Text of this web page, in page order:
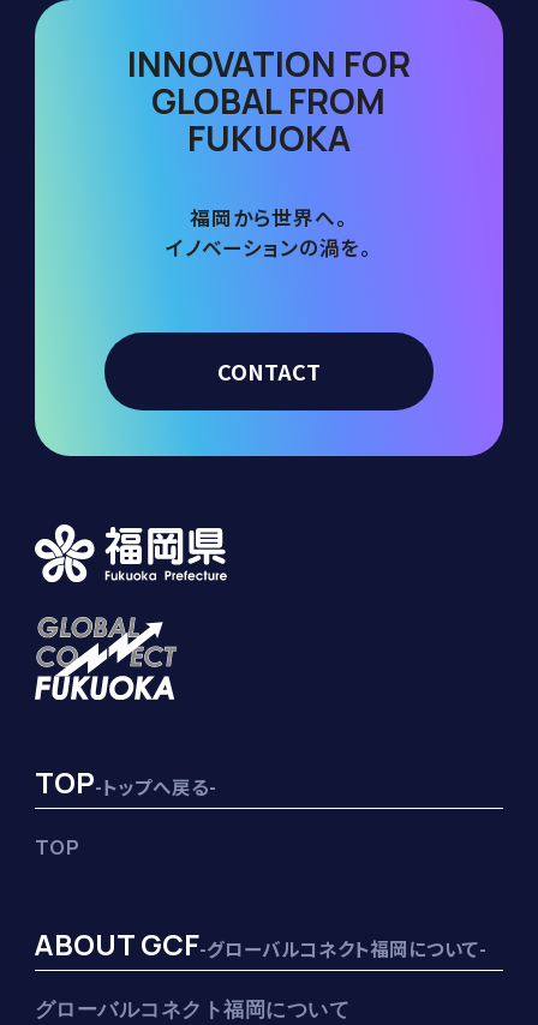
INNOVATION FOR
GLOBAL FROM
FUKUOKA
福岡から世界へ。
イノベーションの渦を。
CONTACT
TOP-トップへ戻る-
TOP
ABOUT GCF-グローバルコネクト福岡について-
グローバルコネクト福岡について